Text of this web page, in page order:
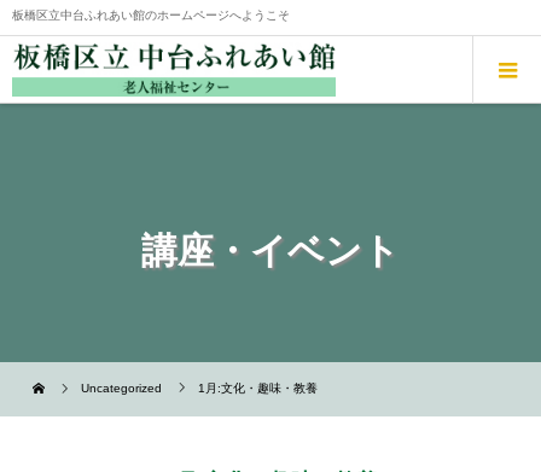
板橋区立中台ふれあい館のホームページへようこそ
講座・イベント
Uncategorized 1月:文化・趣味・教養